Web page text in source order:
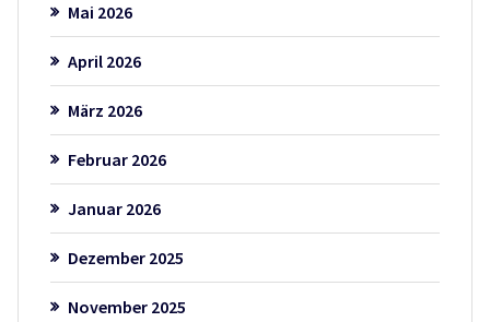
Mai 2026
April 2026
März 2026
Februar 2026
Januar 2026
Dezember 2025
November 2025